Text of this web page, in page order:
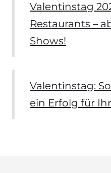
Valentinstag
Restaurants –
Shows!
Valentinstag:
ein Erfolg für